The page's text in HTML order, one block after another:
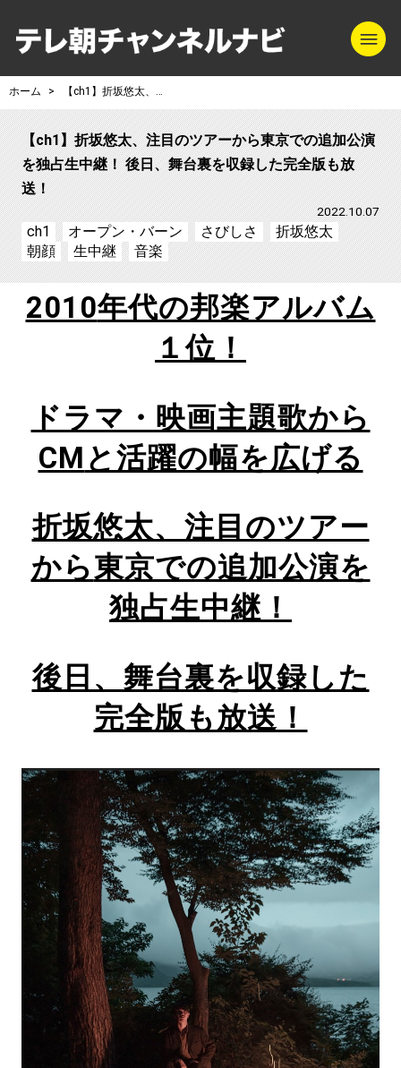
テレ朝チャンネ
ホーム 【ch1】折坂悠太、注目のツアーから東京での追加公演を独占生中継！ 後日、舞台裏を収録した完全版も放送！
【ch1】折坂悠太、注目のツアーから東京での追加公演
を独占生中継！ 後日、舞台裏を収録した完全版も放
送！
2022.10.07
ch1 オープン・バーン さびしさ
折坂悠太
朝顔
生中継 音楽
2010年代の邦楽アルバム
１位！
ドラマ・映画主題歌から
CM と活躍の幅を広げる
折坂悠太、注目のツアー
から東京での追加公演を
独占生中継！
後日、舞台裏を収録した
完全版も放送！